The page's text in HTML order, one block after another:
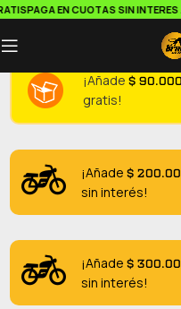
PAGA EN CUOTAS SIN INTERES
¡Añade $90.000
gratis!
¡Añade $
sin interés!
¡Añade $
sin interés!